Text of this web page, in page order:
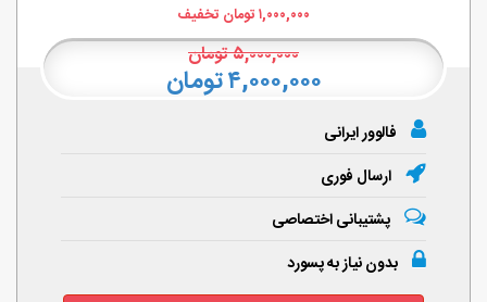
۱,۰۰۰,۰۰۰تومان تخفیف
۵,۰۰۰,۰۰۰تومان
۴,۰۰۰,۰۰۰ تومان
فالوور ایرانی
ارسال فوری
پشتیبانی اختصاصی
بدون نیاز به پسورد